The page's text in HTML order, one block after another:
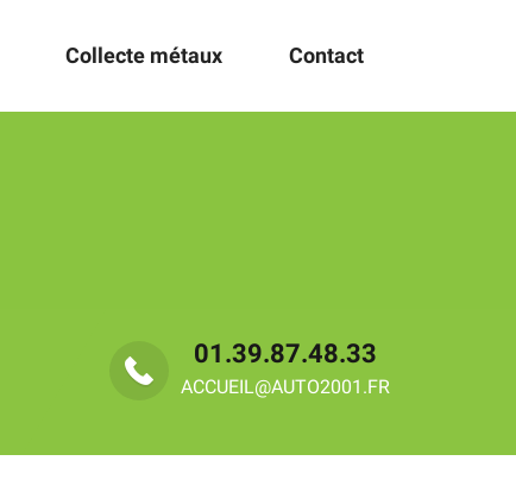
Collecte métaux Contact
01.39.87.48.33
ACCUEIL@AUTO2001.FR